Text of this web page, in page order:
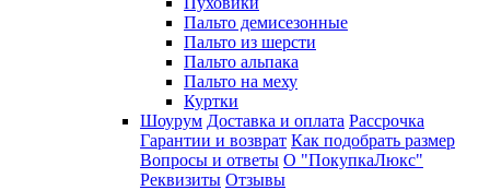
Пальто демисезонные
Пальто из шерсти
Пальто альпака
Пальто на меху
Куртки
Шоурум Доставка и оплата Рассрочка
Гарантии и возврат Как подобрать размер
Вопросы и ответы О "ПокупкаЛюкс"
Реквизиты Отзывы